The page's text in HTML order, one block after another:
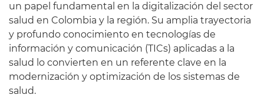
un papel fundamental en la digitalización del sector
salud en Colombia y la región. Su amplia trayectoria
y profundo conocimiento en tecnologías de
información y comunicación (TICs) aplicadas a la
salud lo convierten en un referente clave en la
modernización y optimización de los sistemas de
salud.